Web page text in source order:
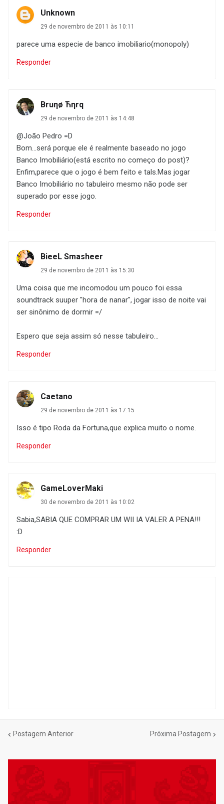
Unknown
29 de novembro de 2011 às 10:11
parece uma especie de banco imobiliario(monopoly)
Responder
Bruηø Ћηrq
29 de novembro de 2011 às 14:48
@João Pedro =D
Bom...será porque ele é realmente baseado no jogo
Banco Imobiliário(está escrito no começo do post)?
Enfim,parece que o jogo é bem feito e tals.Mas jogar
Banco Imobiliário no tabuleiro mesmo não pode ser
superado por esse jogo.
Responder
BieeL Smasheer
29 de novembro de 2011 às 15:30
Uma coisa que me incomodou um pouco foi essa
soundtrack suuper "hora de nanar", jogar isso de noite vai
ser sinônimo de dormir =/
Espero que seja assim só nesse tabuleiro...
Responder
Caetano
29 de novembro de 2011 às 17:15
Isso é tipo Roda da Fortuna,que explica muito o nome.
Responder
GameLoverMaki
30 de novembro de 2011 às 10:02
Sabia,SABIA QUE COMPRAR UM WII IA VALER A PENA!!!
:D
Responder
Postagem Anterior Próxima Postagem